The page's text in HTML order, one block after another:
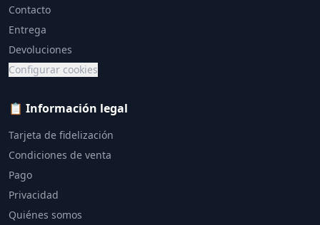
Contacto
Entrega
Devoluciones
Configurar cookies
📋 Información legal
Tarjeta de fidelización
Condiciones de venta
Pago
Privacidad
Quiénes somos